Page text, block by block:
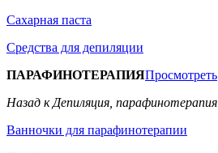
Сахарная паста
Средства для депиляции
ПАРАФИНОТЕРАПИЯПросмотреть
Назад к Депиляция, парафинотерапия
Ванночки для парафинотерапии